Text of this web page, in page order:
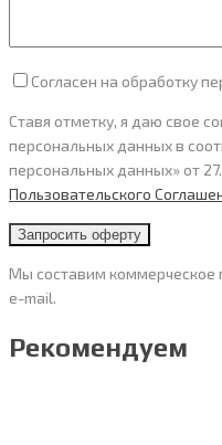
Согласен на обработку
Ставя отметку, я даю свое
персональных данных в
персональных данных» от
Пользовательского
Мы составим
e-mail.
Рекомендуем